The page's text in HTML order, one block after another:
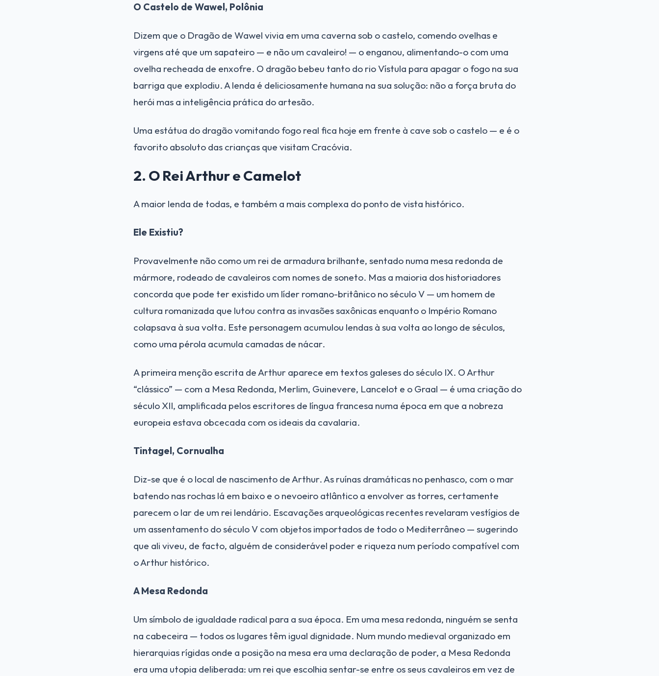
O Castelo de Wawel, Polônia
Dizem que o Dragão de Wawel vivia em uma caverna sob o castelo, comendo ovelhas e
virgens até que um sapateiro — e não um cavaleiro! — o enganou, alimentando-o com uma
ovelha recheada de enxofre. O dragão bebeu tanto do rio Vístula para apagar o fogo na sua
barriga que explodiu. A lenda é deliciosamente humana na sua solução: não a força bruta do
herói mas a inteligência prática do artesão.
Uma estátua do dragão vomitando fogo real fica hoje em frente à cave sob o castelo — e é o
favorito absoluto das crianças que visitam Cracóvia.
2. O Rei Arthur e Camelot
A maior lenda de todas, e também a mais complexa do ponto de vista histórico.
Ele Existiu?
Provavelmente não como um rei de armadura brilhante, sentado numa mesa redonda de
mármore, rodeado de cavaleiros com nomes de soneto. Mas a maioria dos historiadores
concorda que pode ter existido um líder romano-britânico no século V — um homem de
cultura romanizada que lutou contra as invasões saxônicas enquanto o Império Romano
colapsava à sua volta. Este personagem acumulou lendas à sua volta ao longo de séculos,
como uma pérola acumula camadas de nácar.
A primeira menção escrita de Arthur aparece em textos galeses do século IX. O Arthur
“clássico” — com a Mesa Redonda, Merlim, Guinevere, Lancelot e o Graal — é uma criação do
século XII, amplificada pelos escritores de língua francesa numa época em que a nobreza
europeia estava obcecada com os ideais da cavalaria.
Tintagel, Cornualha
Diz-se que é o local de nascimento de Arthur. As ruínas dramáticas no penhasco, com o mar
batendo nas rochas lá em baixo e o nevoeiro atlântico a envolver as torres, certamente
parecem o lar de um rei lendário. Escavações arqueológicas recentes revelaram vestígios de
um assentamento do século V com objetos importados de todo o Mediterrâneo — sugerindo
que ali viveu, de facto, alguém de considerável poder e riqueza num período compatível com
o Arthur histórico.
A Mesa Redonda
Um símbolo de igualdade radical para a sua época. Em uma mesa redonda, ninguém se senta
na cabeceira — todos os lugares têm igual dignidade. Num mundo medieval organizado em
hierarquias rígidas onde a posição na mesa era uma declaração de poder, a Mesa Redonda
era uma utopia deliberada: um rei que escolhia sentar-se entre os seus cavaleiros em vez de